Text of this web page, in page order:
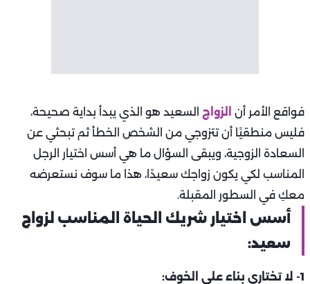
فواقع الأمر أن الزواج
السعيد هو الذي يبدأ بداية صحيحة،
فليس منطقيًا أن تتزوجي من الشخص الخطأ ثم تبحثي عن
السعادة الزوجية، ويبقى السؤال ما هي أسس اختيار الرجل
المناسب لكي يكون زواجك سعيدًا، هذا ما سوف نستعرضه
معكِ في السطور المقبلة.
أسس اختيار شريك الحياة المناسب لزواج
سعيد:
1- لا تختاري بناء على الخوف: